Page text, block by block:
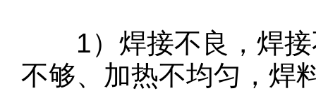
1）焊接不良，焊接
不够、加热不均匀，焊